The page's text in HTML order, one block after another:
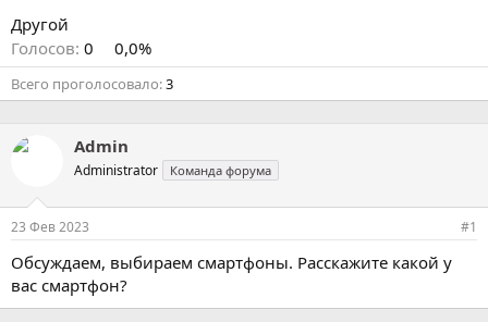
Другой
Голосов: 0 0,0%
Всего проголосовало 3
Admin
Administrator Команда форума
23 Фев 2023 #1
Обсуждаем, выбираем смартфоны. Расскажите какой у
вас смартфон?